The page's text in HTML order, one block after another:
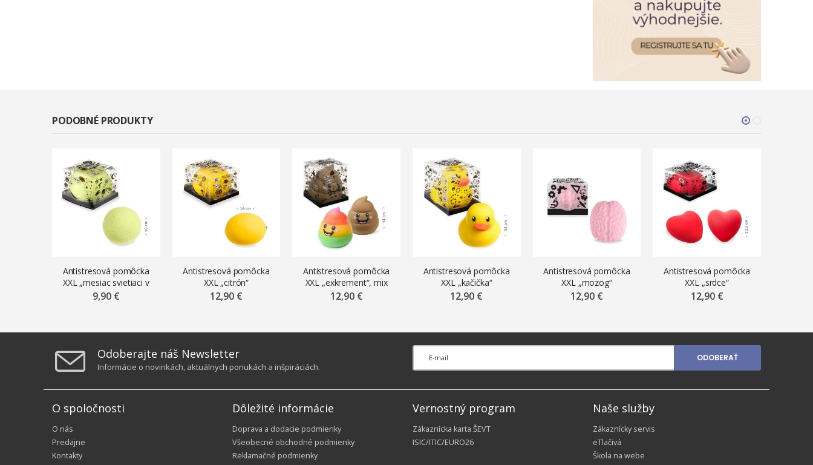
PODOBNÉ PRODUKTY
Antistresová pomôcka
XXL „mesiac svietiaci v
tme“
9,90 €
Antistresová pomôcka
XXL „citrón“
12,90 €
Antistresová pomôcka
XXL „exkrement“, mix
farieb
12,90 €
Antistresová pomôcka
XXL „kačička“
12,90 €
Antistresová pomôcka
XXL „mozog“
12,90 €
Antistresová pomôcka
XXL „srdce“
12,90 €
Odoberajte náš Newsletter
Informácie o novinkách, aktuálnych ponukách a inšpiráciách.
ODOBERAŤ
O spoločnosti
O nás
Predajne
Kontakty
Dôležité informácie
Doprava a dodacie podmienky
Všeobecné obchodné podmienky
Reklamačné podmienky
Vernostný program
Zákaznícka karta ŠEVT
ISIC/ITIC/EURO26
Naše služby
Zákaznícky servis
eTlačivá
Škola na webe